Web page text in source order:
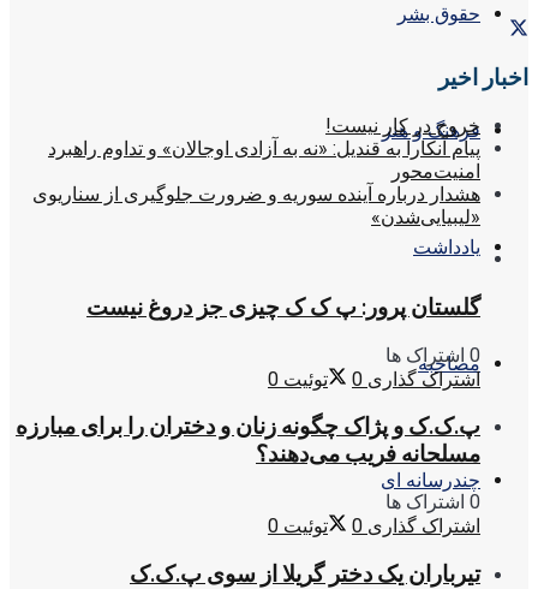
حقوق بشر
فرهنگ و هنر
یادداشت
مصاحبه
چندرسانه ای
اخبار اخیر
خروج در کار نیست!
پیام آنکارا به قندیل: «نه به آزادی اوجالان» و تداوم راهبرد
امنیت‌محور
هشدار درباره آینده سوریه و ضرورت جلوگیری از سناریوی
«لیبیایی‌شدن»
گلستان پرور: پ ک ک چیزی جز دروغ نیست
0 اشتراک ها
اشتراک گذاری 0 توئیت 0
پ.ک.ک و پژاک چگونه زنان و دختران را برای مبارزه
مسلحانه فریب می‌دهند؟
0 اشتراک ها
اشتراک گذاری 0 توئیت 0
تیرباران یک دختر گریلا از سوی پ.ک.ک